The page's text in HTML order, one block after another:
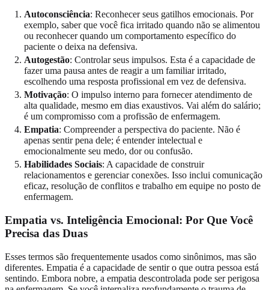
Autoconsciência: Reconhecer seus gatilhos emocionais. Por
exemplo, saber que você fica irritado quando não se alimentou
ou reconhecer quando um comportamento específico do
paciente o deixa na defensiva.
Autogestão: Controlar seus impulsos. Esta é a capacidade de
fazer uma pausa antes de reagir a um familiar irritado,
escolhendo uma resposta profissional em vez de defensiva.
Motivação: O impulso interno para fornecer atendimento de
alta qualidade, mesmo em dias exaustivos. Vai além do salário;
é um compromisso com a profissão de enfermagem.
Empatia: Compreender a perspectiva do paciente. Não é
apenas sentir pena dele; é entender intelectual e
emocionalmente seu medo, dor ou confusão.
Habilidades Sociais: A capacidade de construir
relacionamentos e gerenciar conexões. Isso inclui comunicação
eficaz, resolução de conflitos e trabalho em equipe no posto de
enfermagem.
Empatia vs. Inteligência Emocional: Por Que Você
Precisa das Duas
Esses termos são frequentemente usados como sinônimos, mas são
diferentes. Empatia é a capacidade de sentir o que outra pessoa está
sentindo. Embora nobre, a empatia descontrolada pode ser perigosa